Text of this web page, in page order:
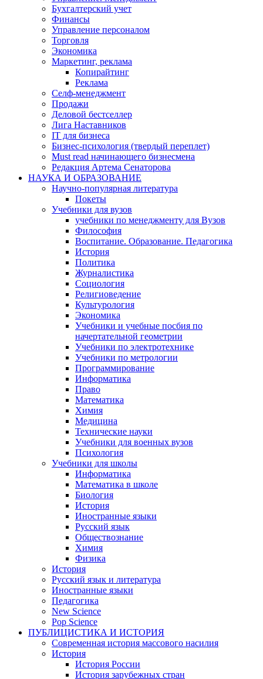
Бухгалтерский учет
Финансы
Управление персоналом
Торговля
Экономика
Маркетинг, реклама
Копирайтинг
Реклама
Селф-менеджмент
Продажи
Деловой бестселлер
Лига Наставников
IT для бизнеса
Бизнес-психология (твердый переплет)
Must read начинающего бизнесмена
Редакция Артема Сенаторова
НАУКА И ОБРАЗОВАНИЕ
Научно-популярная литература
Покеты
Учебники для вузов
учебники по менеджменту для Вузов
Философия
Воспитание. Образование. Педагогика
История
Политика
Журналистика
Социология
Религиоведение
Культурология
Экономика
Учебники и учебные посбия по
начертательной геометрии
Учебники по электротехнике
Учебники по метрологии
Программирование
Информатика
Право
Математика
Химия
Медицина
Технические науки
Учебники для военных вузов
Психология
Учебники для школы
Информатика
Математика в школе
Биология
История
Иностранные языки
Русский язык
Обществознание
Химия
Физика
История
Русский язык и литература
Иностранные языки
Педагогика
New Science
Pop Science
ПУБЛИЦИСТИКА И ИСТОРИЯ
Современная история массового насилия
История
История России
История зарубежных стран